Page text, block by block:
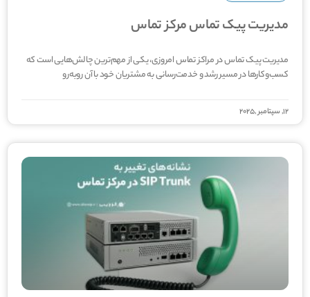
مدیریت پیک تماس مرکز تماس
مدیریت پیک تماس در مراکز تماس امروزی، یکی از مهم‌ترین چالش‌هایی است که
کسب‌وکارها در مسیر رشد و خدمت‌رسانی به مشتریان خود با آن روبه‌رو
12, سپتامبر ,2025